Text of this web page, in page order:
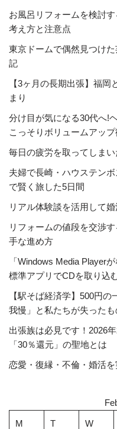
お風呂リフォームを検討
考え方と注意点
東京ドームで偶然見つけ
記
【3ヶ月の長期出張】福
まり
分け目が気になる30代へ!
こっそりボリュームアップ
毎日の疲労を取ってしま
夫婦で長崎・ハウステン
で賢く旅した5日間
リアル体験談を活用して
リフォームの値段を交渉
手な進め方
「Windows Media Player
標準アプリでCDを取り込
【駅そば経済学】500円
我慢」と私たちが失ったも
出張族は必見です！2026
「30％還元」の聖地とは
恋愛・復縁・不倫・婚活
M T W